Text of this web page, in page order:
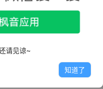
全套列密码恢复(破解)
请见谅~
知道了